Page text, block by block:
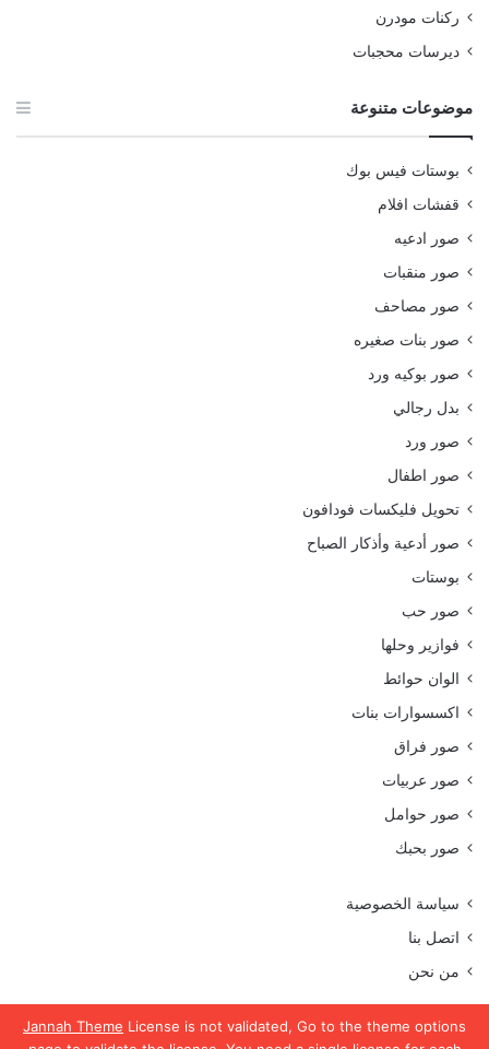
Jannah Theme License is not validated, Go to the theme options
ركنات مودرن
ديرسات محجبات
موضوعات متنوعة
بوستات فيس بوك
قفشات افلام
صور ادعيه
صور منقبات
صور مصاحف
صور بنات صغيره
صور بوكيه ورد
بدل رجالي
صور ورد
صور اطفال
تحويل فليكسات فودافون
صور أدعية وأذكار الصباح
بوستات
صور حب
فوازير وحلها
الوان حوائط
اكسسوارات بنات
صور فراق
صور عربيات
صور حوامل
صور بحبك
سياسة الخصوصية
اتصل بنا
من نحن